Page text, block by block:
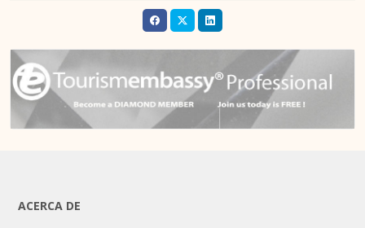
ACERCA DE